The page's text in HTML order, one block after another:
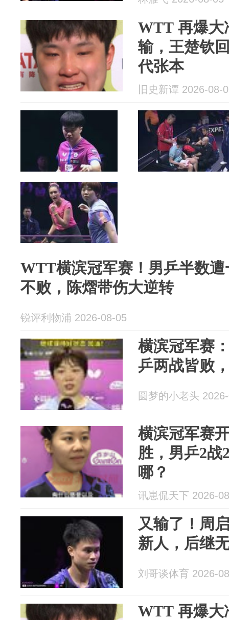
WTT 再爆大
输，王楚钦
代张本
旧史新谭 2026-08-
WTT横滨冠军赛！男乒半数
不败，陈熠带伤大逆转
锐评利物浦 2026-08-05
横滨冠军赛
乒两战皆败
圆梦的小老头
横滨冠军赛
胜，男乒2战
哪？
讯崽侃天下 2026-
又输了！周
新人，后继
刘哥谈体育 2026-
WTT 再爆大